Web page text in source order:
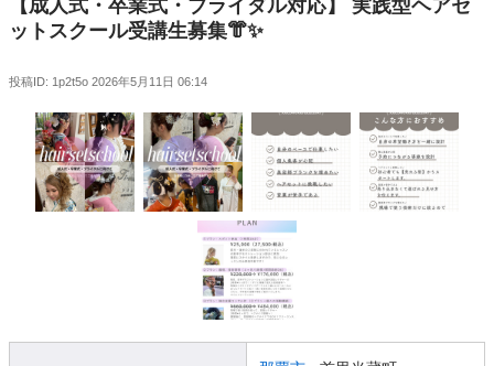
【成人式・卒業式・ブライダル対応】 実践型ヘアセ
ットスクール受講生募集👘✨
投稿ID: 1p2t5o 2026年5月11日 06:14